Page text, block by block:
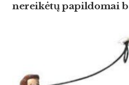
nereikėtų papildomai